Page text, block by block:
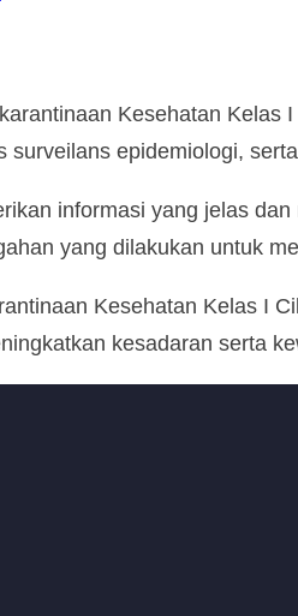
Kesehatan Kelas
surveilans epidemiologi,
informasi yang jelas
yang dilakukan untuk
Kesehatan Kelas I
kesadaran serta